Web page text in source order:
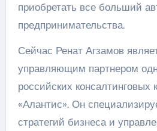
приобретать все больший
предпринимательства.
Сейчас Ренат Агзамов
управляющим партнером
российских консалтинговых
«Алантис». Он
стратегий бизнеса и